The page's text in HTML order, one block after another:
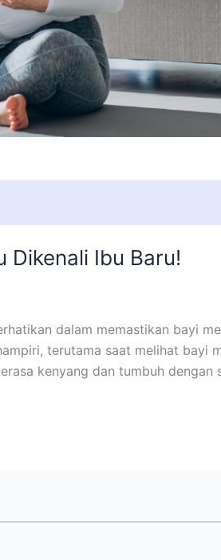
Dikenali Ibu Baru!
dalam memastikan bayi
terutama saat melihat bayi
kenyang dan tumbuh